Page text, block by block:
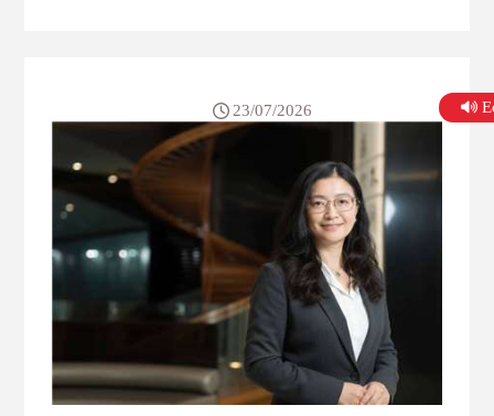
logique d'économie circulaire dans l'une des industries
les plus stratégiques au monde.
23/07/2026